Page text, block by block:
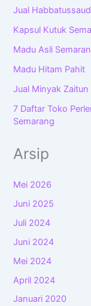
Jual
Kapsul Kutuk
Madu Asli
Madu Hitam Pahit
Jual Minyak
7 Daftar Toko
Semarang
Arsip
Mei 2026
Juni 2025
Juli 2024
Juni 2024
Mei 2024
April 2024
Januari 2020